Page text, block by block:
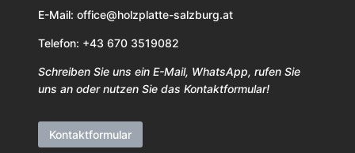
E-Mail: office@holzplatte-salzburg.at
Telefon: +43 670 3519082
Schreiben Sie uns ein E-Mail, WhatsApp, rufen Sie
uns an oder nutzen Sie das Kontaktformular!
Kontaktformular